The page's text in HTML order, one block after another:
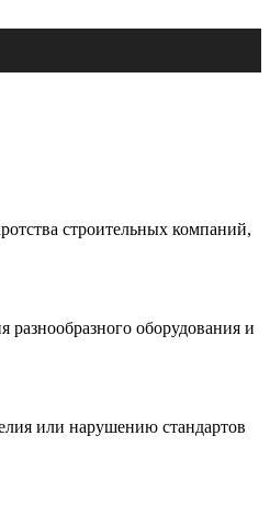
строительных компаний,
разнообразного оборудования и
или нарушению стандартов